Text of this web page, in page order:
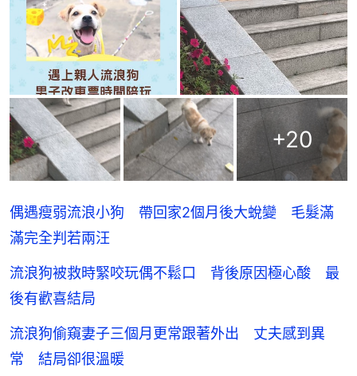
+20
偶遇瘦弱流浪小狗 帶回家2個月後大蛻變 毛髮滿
滿完全判若兩汪
流浪狗被救時緊咬玩偶不鬆口 背後原因極心酸 最
後有歡喜結局
流浪狗偷窺妻子三個月更常跟著外出 丈夫感到異
常 結局卻很溫暖